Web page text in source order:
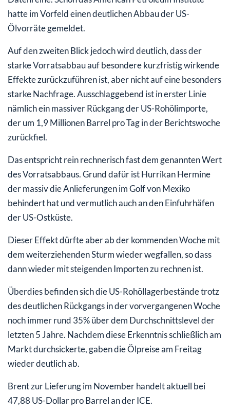
hatte im Vorfeld einen deutlichen Abbau der US-
Ölvorräte gemeldet.
Auf den zweiten Blick jedoch wird deutlich, dass der
starke Vorratsabbau auf besondere kurzfristig wirkende
Effekte zurückzuführen ist, aber nicht auf eine besonders
starke Nachfrage. Ausschlaggebend ist in erster Linie
nämlich ein massiver Rückgang der US-Rohölimporte,
der um 1,9 Millionen Barrel pro Tag in der Berichtswoche
zurückfiel.
Das entspricht rein rechnerisch fast dem genannten Wert
des Vorratsabbaus. Grund dafür ist Hurrikan Hermine
der massiv die Anlieferungen im Golf von Mexiko
behindert hat und vermutlich auch an den Einfuhrhäfen
der US-Ostküste.
Dieser Effekt dürfte aber ab der kommenden Woche mit
dem weiterziehenden Sturm wieder wegfallen, so dass
dann wieder mit steigenden Importen zu rechnen ist.
Überdies befinden sich die US-Rohöllagerbestände trotz
des deutlichen Rückgangs in der vorvergangenen Woche
noch immer rund 35% über dem Durchschnittslevel der
letzten 5 Jahre. Nachdem diese Erkenntnis schließlich am
Markt durchsickerte, gaben die Ölpreise am Freitag
wieder deutlich ab.
Brent zur Lieferung im November handelt aktuell bei
47,88 US-Dollar pro Barrel an der ICE.